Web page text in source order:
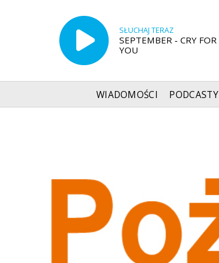
SŁUCHAJ TERAZ
SEPTEMBER - CRY FOR
YOU
WIADOMOŚCI PODCASTY